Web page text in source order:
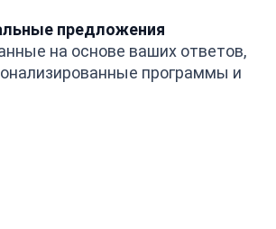
предложения
на основе ваших ответов,
программы и